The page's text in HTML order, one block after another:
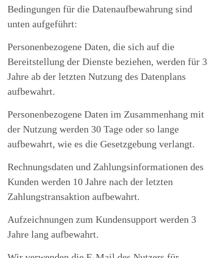
Bedingungen für die Datenaufbewahrung sind
unten aufgeführt:
Personenbezogene Daten, die sich auf die
Bereitstellung der Dienste beziehen, werden für 3
Jahre ab der letzten Nutzung des Datenplans
aufbewahrt.
Personenbezogene Daten im Zusammenhang mit
der Nutzung werden 30 Tage oder so lange
aufbewahrt, wie es die Gesetzgebung verlangt.
Rechnungsdaten und Zahlungsinformationen des
Kunden werden 10 Jahre nach der letzten
Zahlungstransaktion aufbewahrt.
Aufzeichnungen zum Kundensupport werden 3
Jahre lang aufbewahrt.